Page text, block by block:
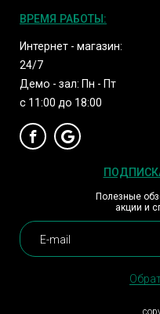
ВРЕМЯ РАБОТЫ:
Интернет - магазин:
24/7
Демо - зал: Пн - Пт
с 11:00 до 18:00
Полезные
акции и